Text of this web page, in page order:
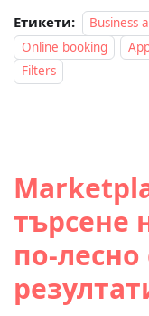
Етикети: Business
Online booking
Filters
търсене
по-